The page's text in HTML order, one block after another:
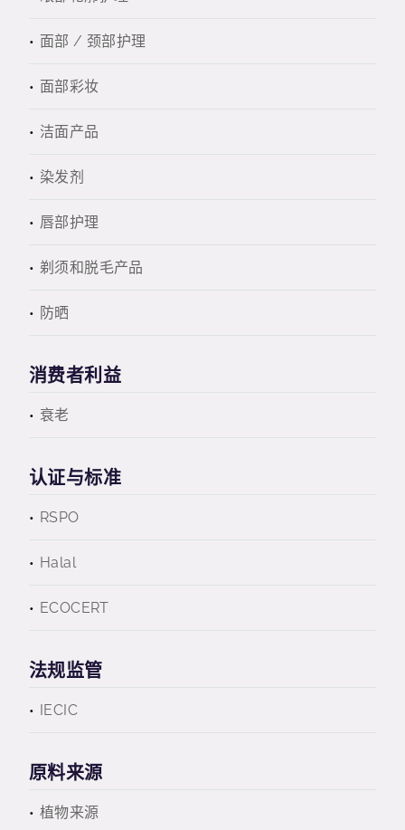
面部 / 颈部护理
面部彩妆
洁面产品
染发剂
唇部护理
剃须和脱毛产品
防晒
消费者利益
衰老
认证与标准
RSPO
Halal
ECOCERT
法规监管
IECIC
原料来源
植物来源